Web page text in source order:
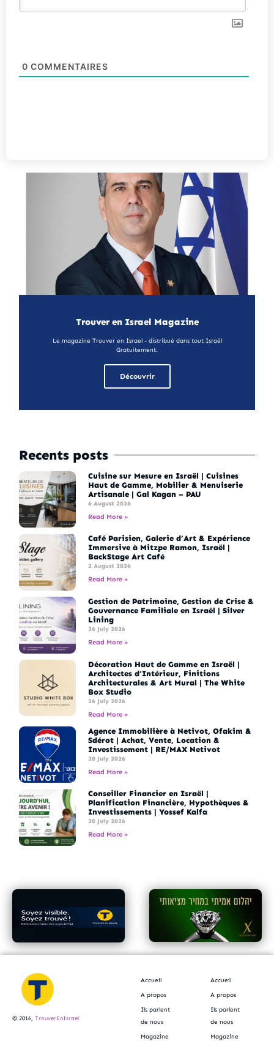
0 COMMENTAIRES
Trouver en Israel Magazine
Le magazine Trouver en Israel - distribué dans tout Israël
Gratuitement.
Découvrir
Recents posts
Cuisine sur Mesure en Israël | Cuisines
Haut de Gamme, Mobilier & Menuiserie
Artisanale | Gal Kagan – PAU
6 August 2026
Read More »
Café Parisien, Galerie d’Art & Expérience
Immersive à Mitzpe Ramon, Israël |
BackStage Art Café
2 August 2026
Read More »
Gestion de Patrimoine, Gestion de Crise &
Gouvernance Familiale en Israël | Silver
Lining
26 July 2026
Read More »
Décoration Haut de Gamme en Israël |
Architectes d’Intérieur, Finitions
Architecturales & Art Mural | The White
Box Studio
26 July 2026
Read More »
Agence Immobilière à Netivot, Ofakim &
Sdérot | Achat, Vente, Location &
Investissement | RE/MAX Netivot
20 July 2026
Read More »
Conseiller Financier en Israël |
Planification Financière, Hypothèques &
Investissements | Yossef Kalfa
20 July 2026
Read More »
© 2016, TrouverEnIsrael
Accueil
A propos
Ils parlent
de nous
Magazine
Accueil
A propos
Ils parlent
de nous
Magazine